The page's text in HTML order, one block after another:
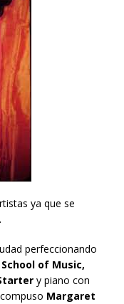
ya que se
perfeccionando
of Music,
y piano con
Margaret